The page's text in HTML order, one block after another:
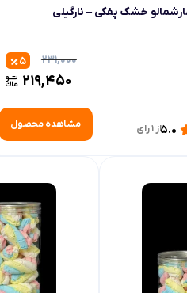
خشک پفکی – نارگیلی
231,000
219,450
5
مشاهده محصول 5.0از 1 رای